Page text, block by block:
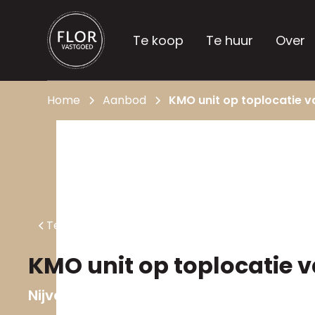
Te koop Te huur Over
Home Aanbod KMO unit op toplocatie
Terug naar aanbod
KMO unit op toplocatie
Nijverheidsweg 4